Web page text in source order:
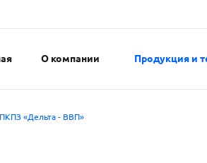
О компании Продукция и
ПКПЗ «Дельта - ВВП»